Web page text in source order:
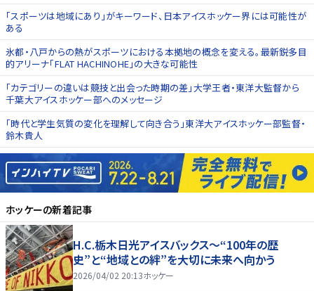
「スポーツは地域にあり」がキーワード、日本アイスホッケー界には可能性が
ある
氷都・八戸からの熱がスポーツにおける本拠地の概念を変える。最新鋭多目
的アリーナ「FLAT HACHINOHE」の大きな可能性
「カテゴリーの違いは競技と出会った時期の差」大学王者・東洋大監督から
千葉大アイスホッケー部へのメッセージ
「時代と学生気質の変化を理解して向き合う」東洋大アイスホッケー部監督・
鈴木貴人
ホッケーの新着記事
H.C.栃木日光アイスバックス～“100年の歴
史”と“地域との絆”を大切に未来へ向かう
2026/04/02 20:13ホッケー